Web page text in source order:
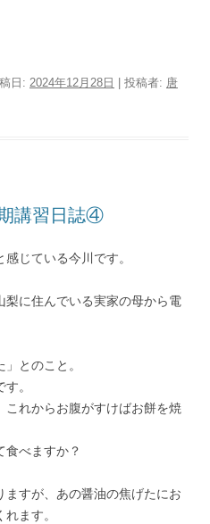
日: 2024年12月28日 投稿者: 唐
講習日誌④
じている今川です。
に住んでいる実家の母から電
とのこと。
。
れからお腹がすけばお餅を焼
食べますか？
すが、あの醤油の焦げたにお
ます。